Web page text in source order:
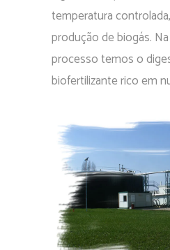
temperatura
produção de biogás.
processo temos o
biofertilizante rico em